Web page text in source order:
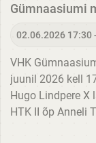
Gümnaasiumi
02.06.2026 17:30
VHK
juunil 2026 kell
Hugo Lindpere X
HTK II õp Anneli